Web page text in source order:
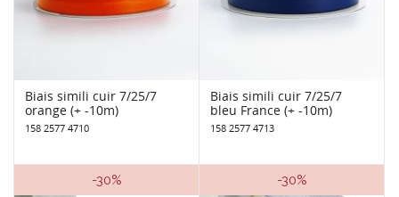
Biais simili cuir 7/25/7
orange (+ -10m)
158 2577 4710
Biais simili cuir 7/25/7
bleu France (+ -10m)
158 2577 4713
-30% -30%